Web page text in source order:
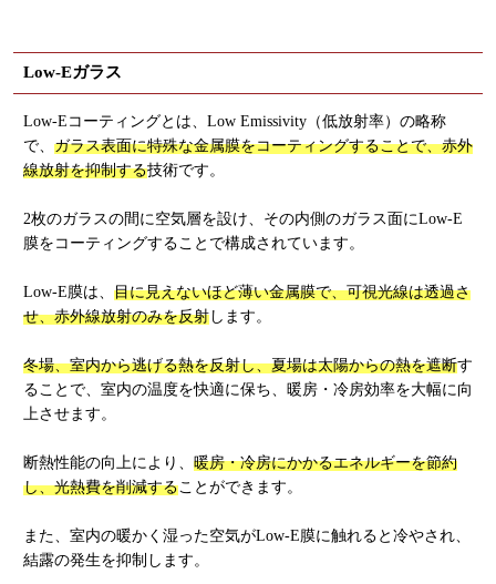
Low-Eガラス
Low-Eコーティングとは、Low Emissivity（低放射率）の略称
で、 ガラス表面に特殊な金属膜をコーティングすることで、赤外
線放射を抑制する技術です。
2枚のガラスの間に空気層を設け、その内側のガラス面にLow-E
膜をコーティングすることで構成されています。
Low-E膜は、 目に見えないほど薄い金属膜で、可視光線は透過さ
せ、赤外線放射のみを反射します。
冬場、室内から逃げる熱を反射し、夏場は太陽からの熱を遮断す
ることで、室内の温度を快適に保ち、暖房・冷房効率を大幅に向
上させます。
断熱性能の向上により、 暖房・冷房にかかるエネルギーを節約
し、光熱費を削減することができます。
また、室内の暖かく湿った空気がLow-E膜に触れると冷やされ、
結露の発生を抑制します。